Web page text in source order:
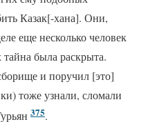
Казак[-хана]. Они,
еще несколько человек
тайна была раскрыта.
и поручил [это]
тоже узнали, сломали
375.